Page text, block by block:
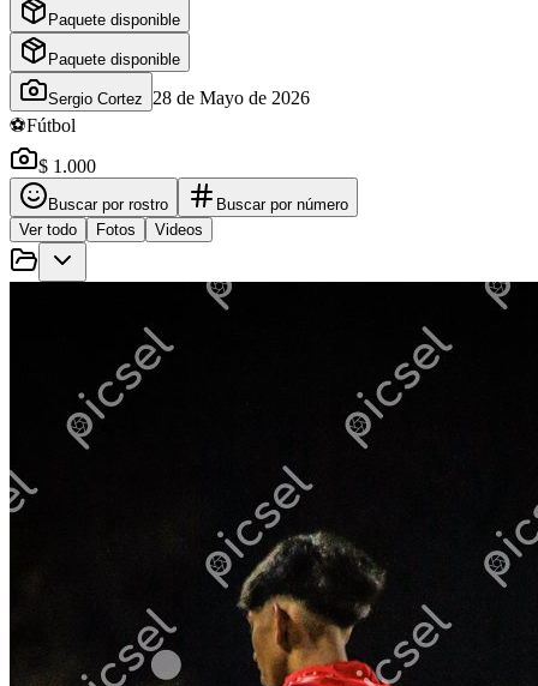
Paquete disponible
Paquete disponible
Sergio Cortez
28 de Mayo de 2026
⚽Fútbol
$ 1.000
Buscar por rostro
Buscar por número
Ver todo
Fotos Videos